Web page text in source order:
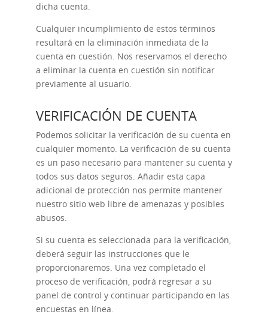
dicha cuenta.
Cualquier incumplimiento de estos términos
resultará en la eliminación inmediata de la
cuenta en cuestión. Nos reservamos el derecho
a eliminar la cuenta en cuestión sin notificar
previamente al usuario.
VERIFICACIÓN DE CUENTA
Podemos solicitar la verificación de su cuenta en
cualquier momento. La verificación de su cuenta
es un paso necesario para mantener su cuenta y
todos sus datos seguros. Añadir esta capa
adicional de protección nos permite mantener
nuestro sitio web libre de amenazas y posibles
abusos.
Si su cuenta es seleccionada para la verificación,
deberá seguir las instrucciones que le
proporcionaremos. Una vez completado el
proceso de verificación, podrá regresar a su
panel de control y continuar participando en las
encuestas en línea.